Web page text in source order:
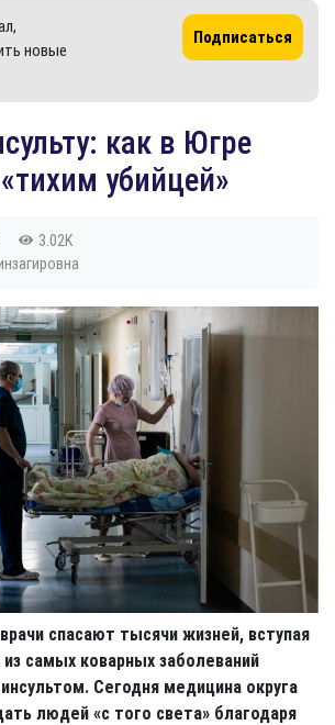
новые
Подписаться
как в Югре
убийцей»
3.02K
спасают тысячи жизней, вступая
из самых коварных заболеваний
Сегодня медицина округа
людей «с того света» благодаря